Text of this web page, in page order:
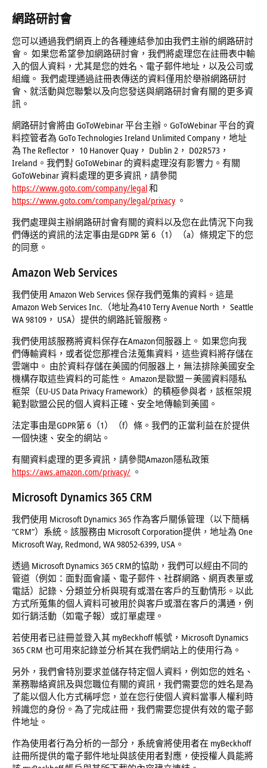
網路研討會
您可以通過我們網頁上的各種連結參加由我們主辦的網路研討
會。 如果您希望參加網路研討會，我們將處理您在註冊表中輸
入的個人資料，尤其是您的姓名、電子郵件地址，以及公司或
組織。 我們處理通過註冊表傳送的資料僅用於舉辦網路研討
會、就活動與您聯繫以及向您發送與網路研討會有關的更多資
訊。
網路研討會將由 GoToWebinar 平台主辦。GoToWebinar 平台的資
料控管者為 GoTo Technologies Ireland Unlimited Company，地址
為 The Reflector， 10 Hanover Quay， Dublin 2， D02R573，
Ireland。我們對 GoToWebinar 的資料處理沒有影響力。有關
GoToWebinar 資料處理的更多資訊，請參閱
https://www.goto.com/company/legal和
https://www.goto.com/company/legal/privacy 。
我們處理與主辦網路研討會有關的資料以及您在此情況下向我
們傳送的資訊的法定事由是GDPR 第 6（1）（a）條規定下的您
的同意。
Amazon Web Services
我們使用 Amazon Web Services 保存我們蒐集的資料。這是
Amazon Web Services Inc.（地址為410 Terry Avenue North， Seattle
WA 98109， USA）提供的網路託管服務。
我們使用該服務將資料保存在Amazon伺服器上。 如果您向我
們傳輸資料，或者從您那裡合法蒐集資料，這些資料將存儲在
雲端中。 由於資料存儲在美國的伺服器上，無法排除美國安全
機構存取這些資料的可能性。 Amazon是歐盟－美國資料隱私
框架（EU-US Data Privacy Framework）的積極參與者，該框架規
範對歐盟公民的個人資料正確、安全地傳輸到美國。
法定事由是GDPR第 6（1）（f）條。我們的正當利益在於提供
一個快速、安全的網站。
有關資料處理的更多資訊，請參閱Amazon隱私政策
https://aws.amazon.com/privacy/ 。
Microsoft Dynamics 365 CRM
我們使用 Microsoft Dynamics 365 作為客戶關係管理（以下簡稱
“CRM”）系統。該服務由 Microsoft Corporation提供，地址為 One
Microsoft Way, Redmond, WA 98052-6399, USA。
透過 Microsoft Dynamics 365 CRM的協助，我們可以經由不同的
管道（例如：面對面會議、電子郵件、社群網路、網頁表單或
電話）記錄、分類並分析與現有或潛在客戶的互動情形。以此
方式所蒐集的個人資料可被用於與客戶或潛在客戶的溝通，例
如行銷活動（如電子報）或訂單處理。
若使用者已註冊並登入其 myBeckhoff 帳號，Microsoft Dynamics
365 CRM 也可用來記錄並分析其在我們網站上的使用行為。
另外，我們會特別要求並儲存特定個人資料，例如您的姓名、
業務聯絡資訊及與您職位有關的資訊，我們需要您的姓名是為
了能以個人化方式稱呼您，並在您行使個人資料當事人權利時
辨識您的身份。為了完成註冊，我們需要您提供有效的電子郵
件地址。
作為使用者行為分析的一部分，系統會將使用者在 myBeckhoff
註冊所提供的電子郵件地址與該使用者對應，使授權人員能將